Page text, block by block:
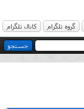
گروه تلگرام کانال تلگرام